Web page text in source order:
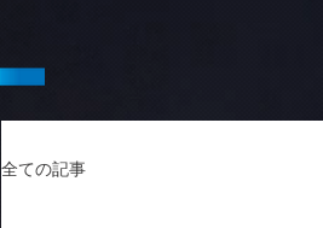
全ての記事